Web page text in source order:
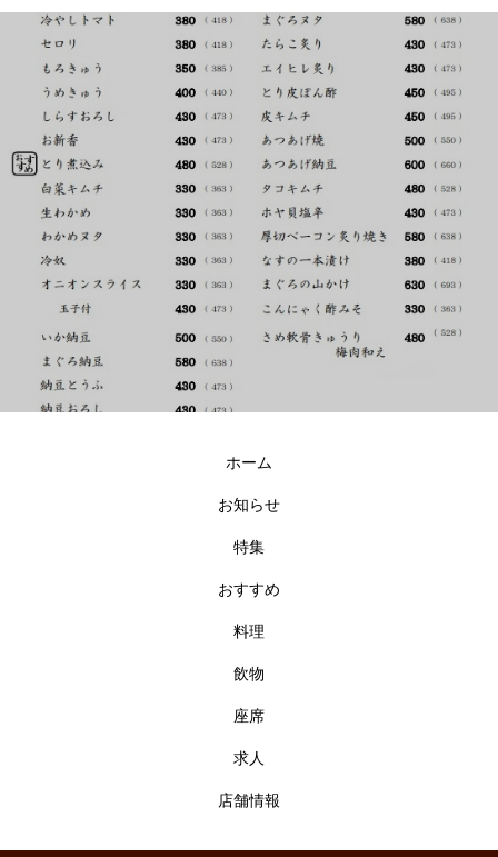
ホーム
お知らせ
特集
おすすめ
料理
飲物
座席
求人
店舗情報